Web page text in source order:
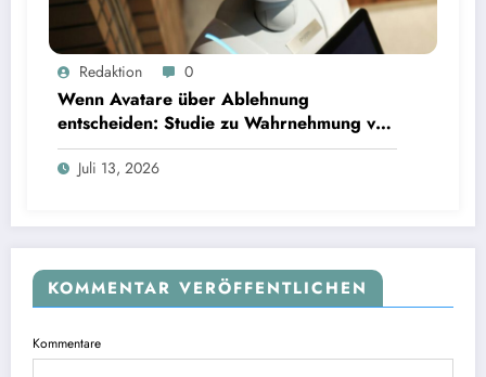
Wenn Avatare über Ablehnung entscheiden: Studie zu Wahrnehmung von Fairness bei KI-
InterviewsRedaktion 0
Wenn Avatare über Ablehnung
entscheiden: Studie zu Wahrnehmung von
Fairness bei KI-Interviews
Juli 13, 2026
KOMMENTAR VERÖFFENTLICHEN
Kommentare